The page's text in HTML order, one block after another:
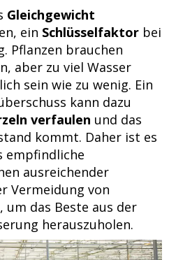
Gleichgewicht
ein Schlüsselfaktor bei
Pflanzen brauchen
aber zu viel Wasser
sein wie zu wenig. Ein
kann dazu
verfaulen und das
kommt. Daher ist es
empfindliche
ausreichender
Vermeidung von
um das Beste aus der
herauszuholen.